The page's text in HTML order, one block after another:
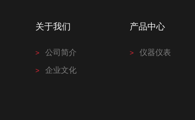
关于我们
公司简介
企业文化
产品中心
仪器仪表